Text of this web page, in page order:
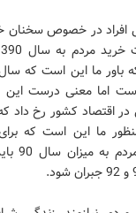
افراد در خصوص سخنان
است اما معنی درست
ما این است که برای